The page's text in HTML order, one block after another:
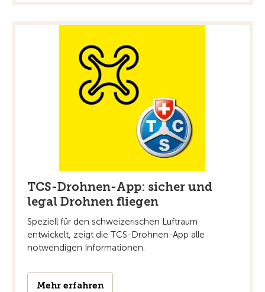
TCS-Drohnen-App: sicher und
legal Drohnen fliegen
Speziell für den schweizerischen Luftraum
entwickelt, zeigt die TCS-Drohnen-App alle
notwendigen Informationen.
Mehr erfahren